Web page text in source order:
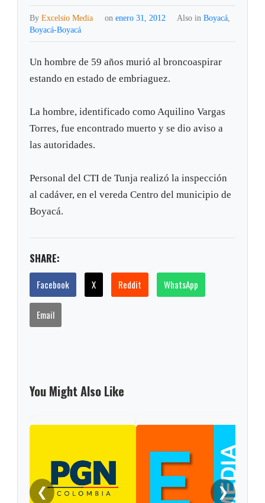
ByExcelsio Media on enero 31, 2012 Also in Boyacá,
Boyacá-Boyacá
Un hombre de 59 años murió al broncoaspirar
estando en estado de embriaguez.
La hombre, identificado como Aquilino Vargas
Torres, fue encontrado muerto y se dio aviso a
las autoridades.
Personal del CTI de Tunja realizó la inspección
al cadáver, en el vereda Centro del municipio de
Boyacá.
SHARE:
Facebook X Reddit WhatsApp
Email
You Might Also Like
❮ ❯